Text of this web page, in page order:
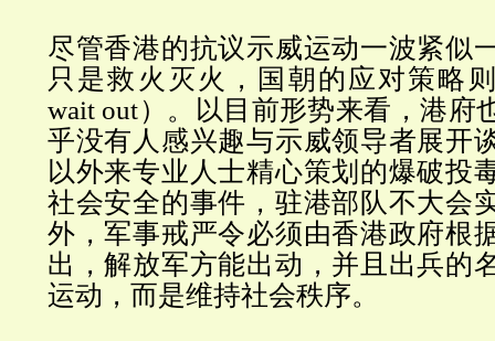
尽管香港的抗议示威运动一波紧似
只是救火灭火，国朝的应对策略
wait out）。以目前形势来看，港府
乎没有人感兴趣与示威领导者展开
以外来专业人士精心策划的爆破投
社会安全的事件，驻港部队不大会
外，军事戒严令必须由香港政府根
出，解放军方能出动，并且出兵的
运动，而是维持社会秩序。